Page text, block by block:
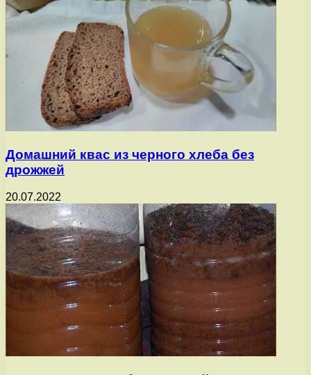
Домашний квас из черного хлеба без
дрожжей
20.07.2022